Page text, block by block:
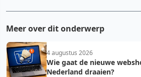
Meer over dit onderwerp
4 augustus 2026
Wie gaat de nieuwe
Nederland draaien?